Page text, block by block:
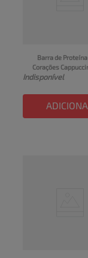
Barra de
Corações
Cookies’n Cream
Indisponível